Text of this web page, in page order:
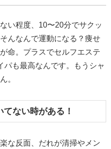
い程度、10〜20分でサクッ
んなんで運動になる？痩せ
命。プラスでセルフエステ
パも最高なんです。もうシャ
。
ない時がある！
な反面、だれが清掃やメン